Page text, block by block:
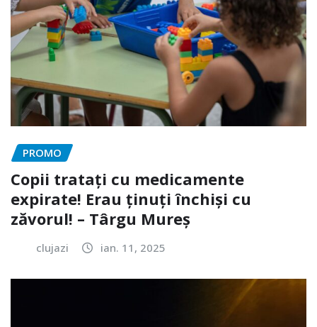
PROMO
Copii tratați cu medicamente
expirate! Erau ținuți închiși cu
zăvorul! – Târgu Mureș
clujazi ian. 11, 2025